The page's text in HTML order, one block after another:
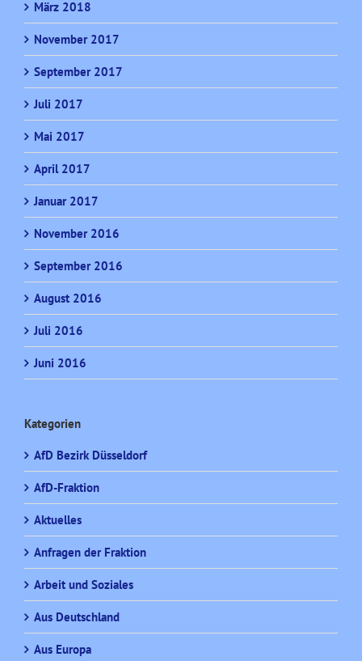
März 2018
November 2017
September 2017
Juli 2017
Mai 2017
April 2017
Januar 2017
November 2016
September 2016
August 2016
Juli 2016
Juni 2016
Kategorien
AfD Bezirk Düsseldorf
AfD-Fraktion
Aktuelles
Anfragen der Fraktion
Arbeit und Soziales
Aus Deutschland
Aus Europa